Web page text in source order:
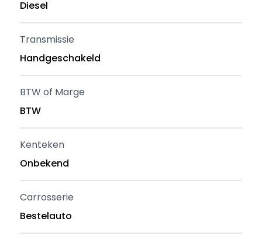
Diesel
Transmissie
Handgeschakeld
BTW of Marge
BTW
Kenteken
Onbekend
Carrosserie
Bestelauto